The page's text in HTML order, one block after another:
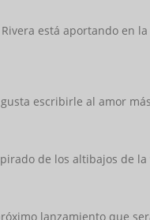
está aportando en
escribirle al amor
de los altibajos de
lanzamiento que